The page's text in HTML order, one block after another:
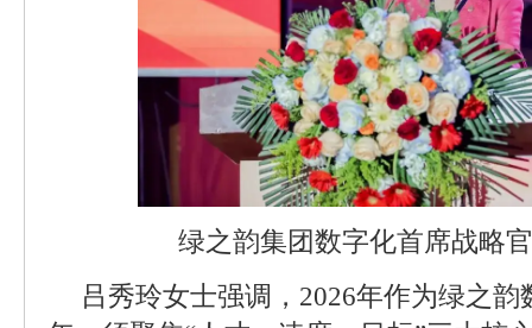
绿之韵集团数字化首席战略
吕秀玲女士强调，2026年作为绿之